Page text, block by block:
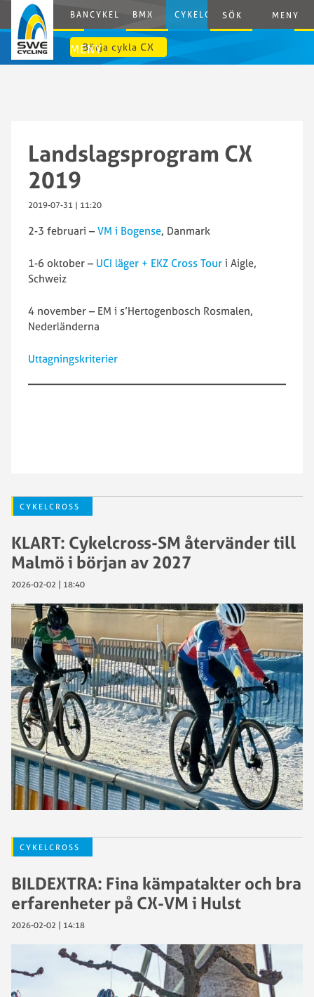
BANCYKEL BMX CYKELCROSS E-CYCLING
SÖK MENY
MENY
Börja cykla CX
Landslagsprogram CX
2019
2019-07-31 | 11:20
2-3 februari – VM i Bogense, Danmark
1-6 oktober – UCI läger + EKZ Cross Tour i Aigle,
Schweiz
4 november – EM i s’Hertogenbosch Rosmalen,
Nederländerna
Uttagningskriterier
CYKELCROSS
KLART: Cykelcross-SM återvänder till
Malmö i början av 2027
2026-02-02 | 18:40
CYKELCROSS
BILDEXTRA: Fina kämpatakter och bra
erfarenheter på CX-VM i Hulst
2026-02-02 | 14:18